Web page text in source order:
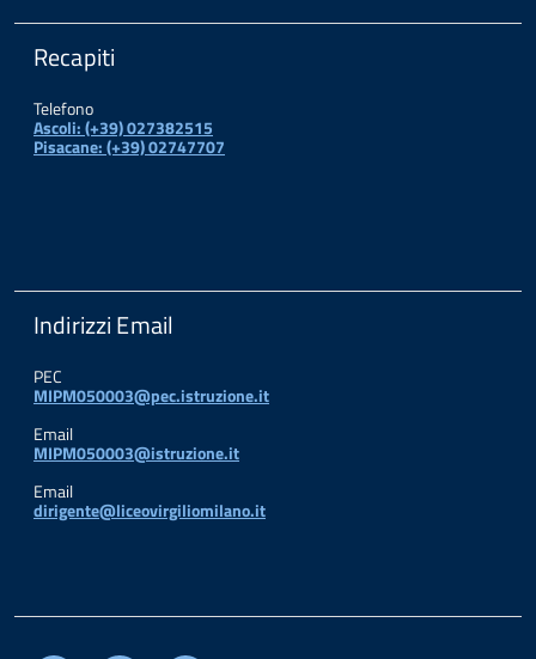
Recapiti
Telefono
Ascoli: (+39) 027382515
Pisacane: (+39) 02747707
Indirizzi Email
PEC
MIPM050003@pec.istruzione.it
Email
MIPM050003@istruzione.it
Email
dirigente@liceovirgiliomilano.it